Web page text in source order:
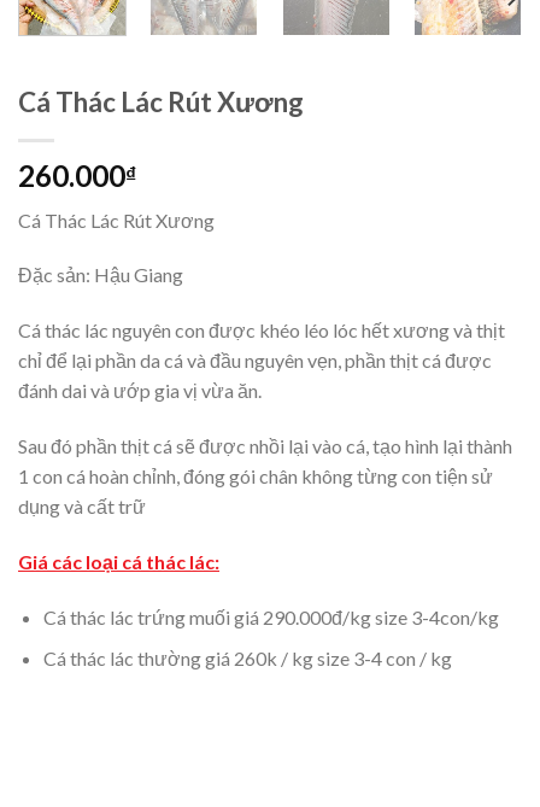
Cá Thác Lác Rút Xương
260.000₫
Cá Thác Lác Rút Xương
Đặc sản: Hậu Giang
Cá thác lác nguyên con được khéo léo lóc hết xương và thịt
chỉ để lại phần da cá và đầu nguyên vẹn, phần thịt cá được
đánh dai và ướp gia vị vừa ăn.
Sau đó phần thịt cá sẽ được nhồi lại vào cá, tạo hình lại thành
1 con cá hoàn chỉnh, đóng gói chân không từng con tiện sử
dụng và cất trữ
Giá các loại cá thác lác:
Cá thác lác trứng muối giá 290.000đ/kg size 3-4con/kg
Cá thác lác thường giá 260k / kg size 3-4 con / kg